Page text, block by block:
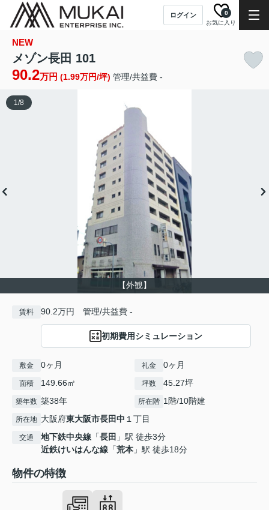
ログイン
お気に入り
0
NEW
メゾン長田 101
90.2万円 (1.99万円/坪) 管理/共益費 -
【外観】
1/8
賃料 90.2万円 管理/共益費 -
初期費用シミュレーション
敷金 0ヶ月 礼金 0ヶ月
面積 149.66㎡ 坪数 45.27坪
築年数 築38年 所在階 1階/10階建
所在地 大阪府東大阪市長田中 １丁目
交通 地下鉄中央線 「長田 」駅 徒歩3分
近鉄けいはんな線 「荒本 」駅 徒歩18分
物件の特徴